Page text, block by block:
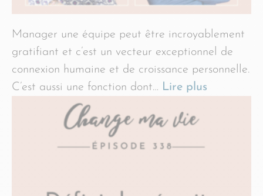
Manager une équipe peut être incroyablement
gratifiant et c’est un vecteur exceptionnel de
connexion humaine et de croissance personnelle.
C’est aussi une fonction dont… Lire plus